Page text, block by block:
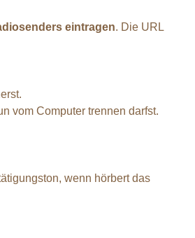
eintragen. Die URL
vom Computer trennen darfst.
wenn hörbert das